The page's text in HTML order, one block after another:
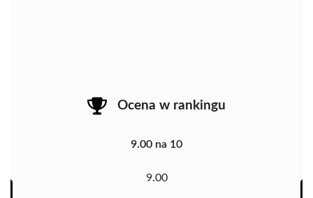
Ocena w rankingu
9.00 na 10
9.00